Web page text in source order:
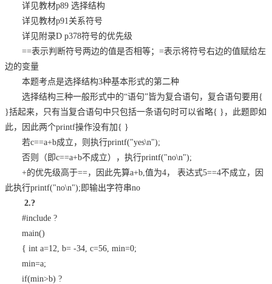
详见教材p89 选择结构
详见教材p91关系符号
详见附录D p378符号的优先级
==表示判断符号两边的值是否相等；=表示将符号右边的值赋给左
边的变量
本题考点是选择结构3种基本形式的第二种
选择结构三种一般形式中的“语句”皆为复合语句，复合语句要用{
}括起来，只有当复合语句中只包括一条语句时可以省略{ }，此题即如
此，因此两个printf操作没有加{ }
若c==a+b成立，则执行printf("yes\n");
否则（即c==a+b不成立），执行printf("no\n");
+的优先级高于==，因此先算a+b,值为4， 表达式5==4不成立，因
此执行printf("no\n");即输出字符串no
2.?
#include ?
main()
{ int a=12, b= -34, c=56, min=0;
min=a;
if(min>b) ?